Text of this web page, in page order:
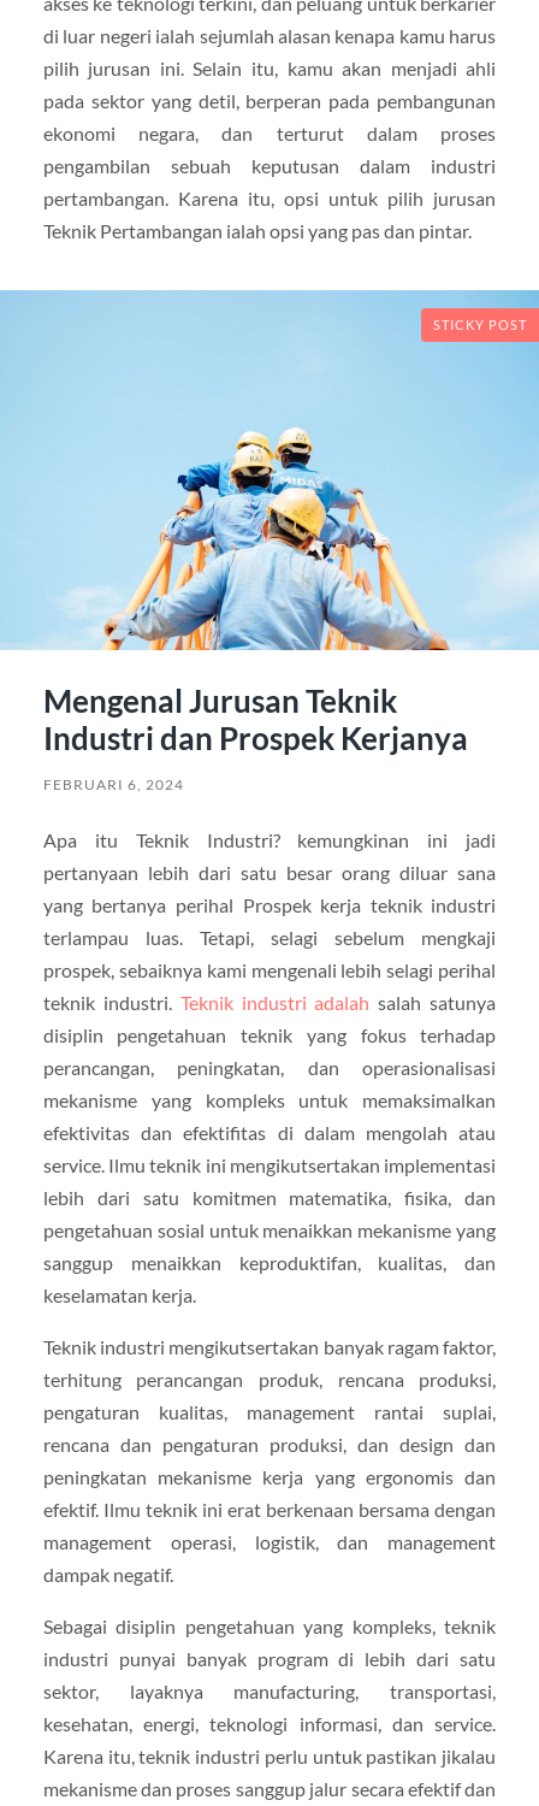
di luar negeri ialah sejumlah alasan kenapa kamu harus
pilih jurusan ini. Selain itu, kamu akan menjadi ahli
pada sektor yang detil, berperan pada pembangunan
ekonomi negara, dan terturut dalam proses
pengambilan sebuah keputusan dalam industri
pertambangan. Karena itu, opsi untuk pilih jurusan
Teknik Pertambangan ialah opsi yang pas dan pintar.
STICKY POST
Mengenal Jurusan Teknik
Industri dan Prospek Kerjanya
FEBRUARI 6, 2024
Apa itu Teknik Industri? kemungkinan ini jadi
pertanyaan lebih dari satu besar orang diluar sana
yang bertanya perihal Prospek kerja teknik industri
terlampau luas. Tetapi, selagi sebelum mengkaji
prospek, sebaiknya kami mengenali lebih selagi perihal
teknik industri. Teknik industri adalah salah satunya
disiplin pengetahuan teknik yang fokus terhadap
perancangan, peningkatan, dan operasionalisasi
mekanisme yang kompleks untuk memaksimalkan
efektivitas dan efektifitas di dalam mengolah atau
service. Ilmu teknik ini mengikutsertakan implementasi
lebih dari satu komitmen matematika, fisika, dan
pengetahuan sosial untuk menaikkan mekanisme yang
sanggup menaikkan keproduktifan, kualitas, dan
keselamatan kerja.
Teknik industri mengikutsertakan banyak ragam faktor,
terhitung perancangan produk, rencana produksi,
pengaturan kualitas, management rantai suplai,
rencana dan pengaturan produksi, dan design dan
peningkatan mekanisme kerja yang ergonomis dan
efektif. Ilmu teknik ini erat berkenaan bersama dengan
management operasi, logistik, dan management
dampak negatif.
Sebagai disiplin pengetahuan yang kompleks, teknik
industri punyai banyak program di lebih dari satu
sektor, layaknya manufacturing, transportasi,
kesehatan, energi, teknologi informasi, dan service.
Karena itu, teknik industri perlu untuk pastikan jikalau
mekanisme dan proses sanggup jalur secara efektif dan